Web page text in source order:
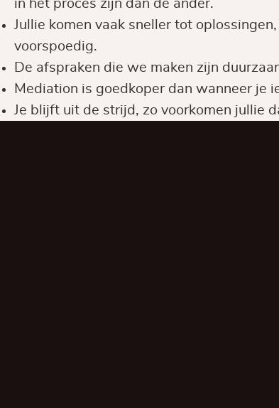
in het proces zijn dan de ander.
Jullie komen vaak sneller tot
voorspoedig.
De afspraken die we maken zijn
Mediation is goedkoper dan wanneer je
Je blijft uit de strijd, zo voorkomen jullie